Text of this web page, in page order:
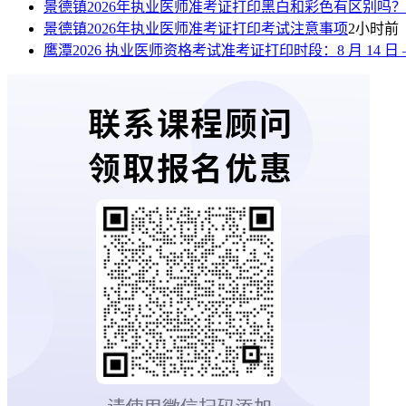
景德镇2026年执业医师准考证打印黑白和彩色有区别吗？
景德镇2026年执业医师准考证打印考试注意事项2小时前
鹰潭2026 执业医师资格考试准考证打印时段：8 月 14 日